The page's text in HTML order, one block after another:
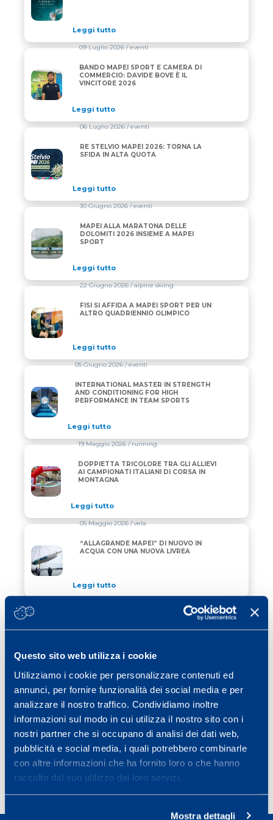
Questo sito web utilizza i cookie
Utilizziamo i cookie per personalizzare contenuti ed
annunci, per fornire funzionalità dei social media e per
analizzare il nostro traffico. Condividiamo inoltre
informazioni sul modo in cui utilizza il nostro sito con i
nostri partner che si occupano di analisi dei dati web,
pubblicità e social media, i quali potrebbero combinarle
con altre informazioni che ha fornito loro o che hanno
raccolto dal suo utilizzo dei loro servizi.
Mostra dettagli
Leggi tutto
BANDO MAPEI SPORT E CAMERA DI COMMERCIO:
09 Luglio 2026/ eventi
BANDO MAPEI SPORT E CAMERA DI
COMMERCIO: DAVIDE BOVE È IL
VINCITORE 2026
Leggi tutto
RE STELVIO MAPEI 2026: TORNA LA SFIDA IN ALTA
06 Luglio 2026/ eventi
RE STELVIO MAPEI 2026: TORNA LA
SFIDA IN ALTA QUOTA
Leggi tutto
MAPEI ALLA MARATONA DELLE DOLOMITI 2026
30 Giugno 2026/ eventi
MAPEI ALLA MARATONA DELLE
DOLOMITI 2026 INSIEME A MAPEI
SPORT
Leggi tutto
FISI SI AFFIDA A MAPEI SPORT PER UN ALTRO
22 Giugno 2026/ alpine skiing
FISI SI AFFIDA A MAPEI SPORT PER UN
ALTRO QUADRIENNIO OLIMPICO
Leggi tutto
INTERNATIONAL MASTER IN STRENGTH AND
05 Giugno 2026/ eventi
INTERNATIONAL MASTER IN STRENGTH
AND CONDITIONING FOR HIGH
PERFORMANCE IN TEAM SPORTS
Leggi tutto
DOPPIETTA TRICOLORE TRA GLI ALLIEVI AI
19 Maggio 2026/ running
DOPPIETTA TRICOLORE TRA GLI ALLIEVI
AI CAMPIONATI ITALIANI DI CORSA IN
MONTAGNA
Leggi tutto
“ALLAGRANDE MAPEI” DI NUOVO IN ACQUA CON
05 Maggio 2026/ vela
“ALLAGRANDE MAPEI” DI NUOVO IN
ACQUA CON UNA NUOVA LIVREA
Leggi tutto
JEREZ SCEGLIE MAPEI PER COLORARE CORDOLI,
JEREZ SCEGLIE MAPEI PER COLORARE
CORDOLI, GRIGLIA DI PARTENZA E VIE
MAPEI RINNOVA IL SUO IMPEGNO COME OFFICIAL
15 Aprile 2026
MAPEI RINNOVA IL SUO IMPEGNO COME
OFFICIAL SPONSOR DELLA STRAMILANO
2026
Leggi tutto